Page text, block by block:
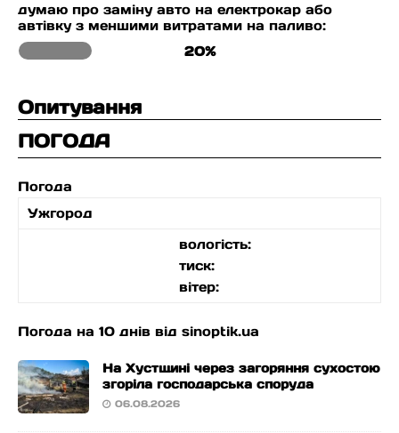
думаю про заміну авто на електрокар або
автівку з меншими витратами на паливо:
20%
Опитування
ПОГОДА
Погода
Ужгород
вологість:
тиск:
вітер:
Погода на 10 днів від sinoptik.ua
На Хустщині через загоряння сухостою
згоріла господарська споруда
06.08.2026